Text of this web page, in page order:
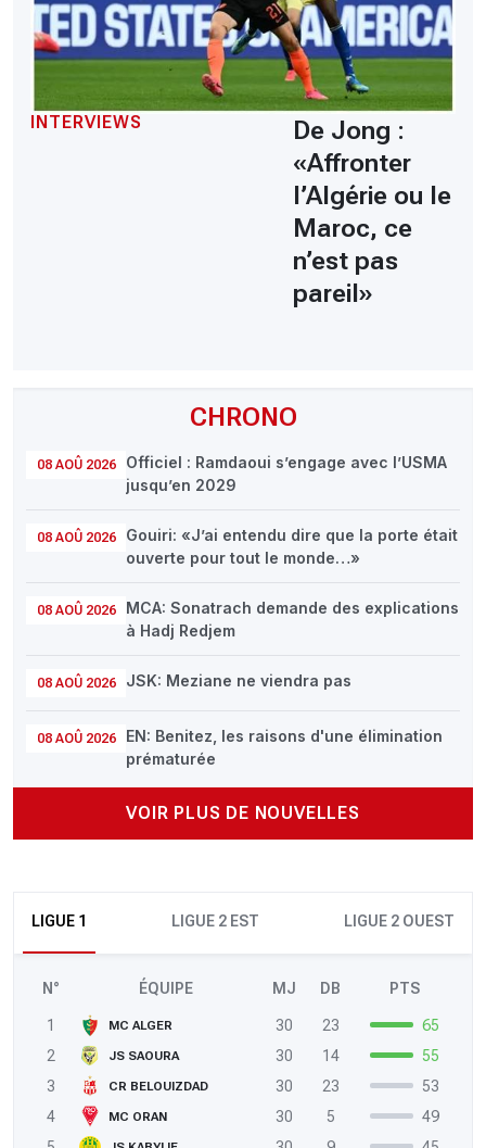
CHRONO
08 AOÛ 2026
Officiel : Ramdaoui s’engage avec l’USMA
jusqu’en 2029
08 AOÛ 2026
Gouiri: «J’ai entendu dire que la porte était
ouverte pour tout le monde…»
08 AOÛ 2026
MCA: Sonatrach demande des explications
à Hadj Redjem
08 AOÛ 2026 JSK: Meziane ne viendra pas
08 AOÛ 2026
EN: Benitez, les raisons d'une élimination
prématurée
VOIR PLUS DE NOUVELLES
LIGUE 1 LIGUE 2 EST LIGUE 2 OUEST
N° ÉQUIPE MJ DB PTS
1 MC ALGER 30 23
65
2
JS SAOURA 30 14
55
3
CR BELOUIZDAD 30 23
53
4
MC ORAN 30 5
49
INTERVIEWS
De Jong :
«Affronter
l’Algérie ou le
Maroc, ce
n’est pas
pareil»